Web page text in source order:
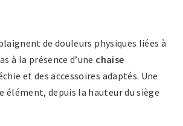
de douleurs physiques liées à
à la présence d’une chaise
et des accessoires adaptés. Une
depuis la hauteur du siège